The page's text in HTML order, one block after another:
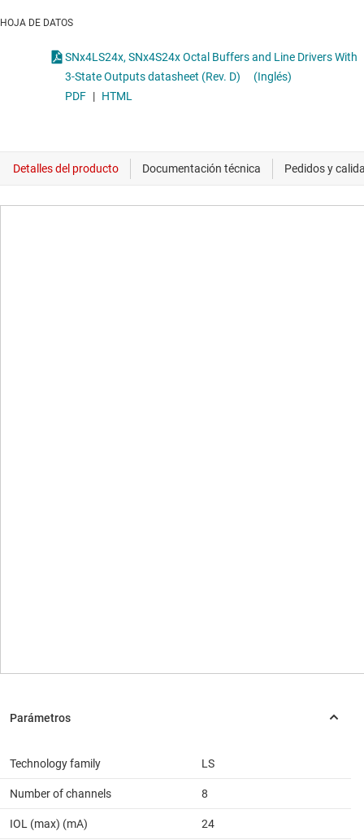
HOJA DE DATOS
SNx4LS24x, SNx4S24x Octal Buffers and Line Drivers With
3-State Outputs datasheet (Rev. D)
(Inglés)
PDF | HTML
Technology family LS
Number of channels 8
IOL (max) (mA) 24